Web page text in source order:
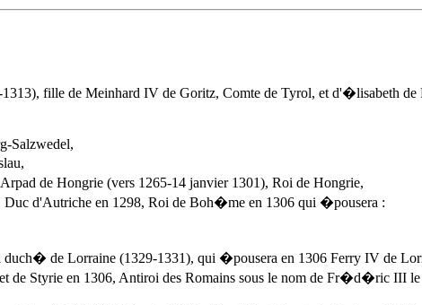
fille de Meinhard IV de Goritz, Comte de Tyrol, et d'�lisabeth
Salzwedel,
de Hongrie (vers 1265-14 janvier 1301), Roi de Hongrie,
d'Autriche en 1298, Roi de Boh�me en 1306 qui �pousera :
de Lorraine (1329-1331), qui �pousera en 1306 Ferry IV de
Styrie en 1306, Antiroi des Romains sous le nom de Fr�d�ric III